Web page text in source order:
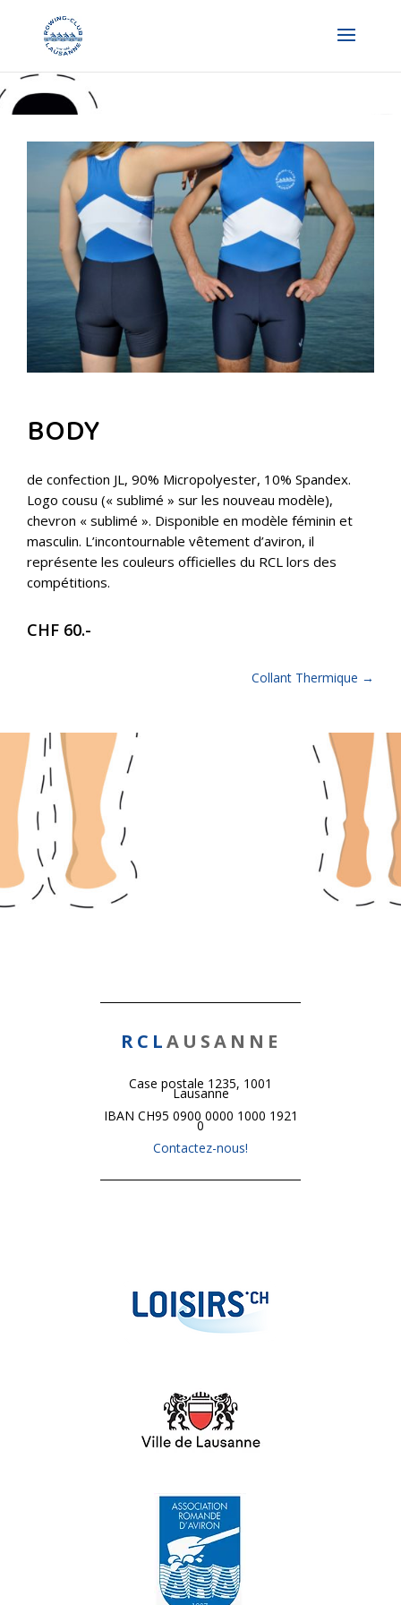
BODY
de confection JL, 90% Micropolyester, 10% Spandex.
Logo cousu (« sublimé » sur les nouveau modèle),
chevron « sublimé ». Disponible en modèle féminin et
masculin. L’incontournable vêtement d’aviron, il
représente les couleurs officielles du RCL lors des
compétitions.
CHF 60.-
Collant Thermique →
RCLAUSANNE
Case postale 1235, 1001
Lausanne
IBAN CH95 0900 0000 1000 1921
0
Contactez-nous!